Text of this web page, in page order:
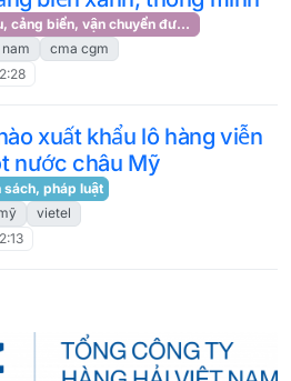
biển, vận chuyển đường biển )
cma cgm
xuất khẩu lô hàng viễn
nước châu Mỹ
sách, pháp luật
vietel